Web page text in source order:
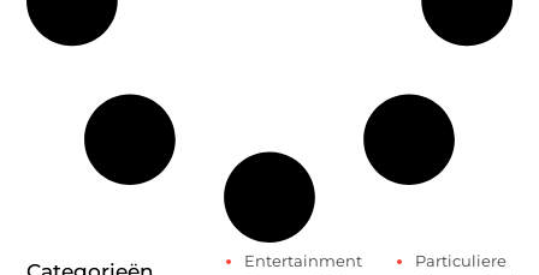
Entertainment
Particuliere